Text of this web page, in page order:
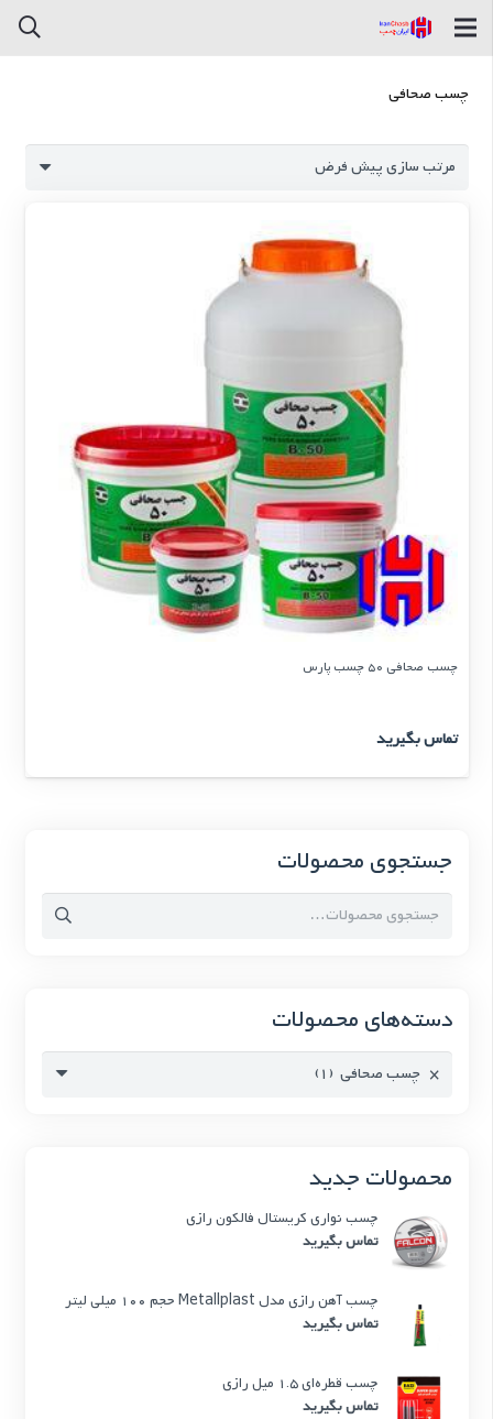
چسب صحافی
جستجوی محصولات
جستجو
دسته‌های محصولات
× چسب صحافی (1)
محصولات جدید
چسب نواری کریستال فالکون رازی
تماس بگیرید
چسب آهن رازی مدل Metallplast حجم 100 میلی لیتر
تماس بگیرید
چسب قطره‌ای 1.5 میل رازی
تماس بگیرید
چسب صحافی 50 چسب پارس
تماس بگیرید